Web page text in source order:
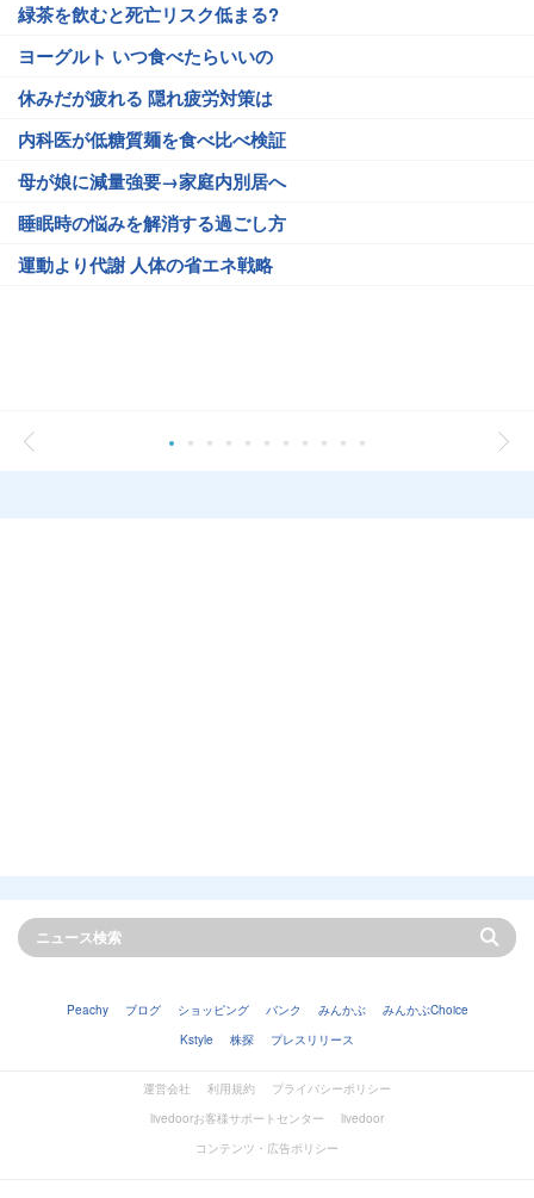
緑茶を飲むと死亡リスク低まる?
ヨーグルト いつ食べたらいいの
休みだが疲れる 隠れ疲労対策は
内科医が低糖質麺を食べ比べ検証
母が娘に減量強要→家庭内別居へ
睡眠時の悩みを解消する過ごし方
運動より代謝 人体の省エネ戦略
Peachy ブログ ショッピング バンク みんかぶ
みんかぶChoice
Kstyle
株探 プレスリリース
運営会社 利用規約
プライバシーポリシー
livedoorお客様サポートセンター
livedoor
コンテンツ・広告ポリシー